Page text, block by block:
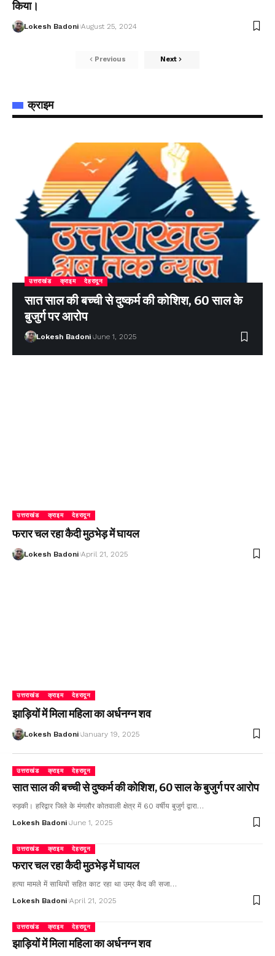
किया।
Lokesh Badoni August 25, 2024
Previous Next
क्राइम
उत्तराखंड क्राइम देहरादून
सात साल की बच्ची से दुष्कर्म की कोशिश, 60 साल के
बुजुर्ग पर आरोप
Lokesh Badoni June 1, 2025
उत्तराखंड क्राइम देहरादून
फरार चल रहा कैदी मुठभेड़ में घायल
Lokesh Badoni April 21, 2025
उत्तराखंड क्राइम देहरादून
झाड़ियों में मिला महिला का अर्धनग्न शव
Lokesh Badoni January 19, 2025
उत्तराखंड क्राइम देहरादून
सात साल की बच्ची से दुष्कर्म की कोशिश, 60 साल के बुजुर्ग पर आरोप
रुड़की। हरिद्वार जिले के मंगलौर कोतवाली क्षेत्र में 60 वर्षीय बुजुर्ग द्वारा…
Lokesh Badoni June 1, 2025
उत्तराखंड क्राइम देहरादून
फरार चल रहा कैदी मुठभेड़ में घायल
हत्या मामले में साथियों सहित काट रहा था उम्र कैद की सजा…
Lokesh Badoni April 21, 2025
उत्तराखंड क्राइम देहरादून
झाड़ियों में मिला महिला का अर्धनग्न शव